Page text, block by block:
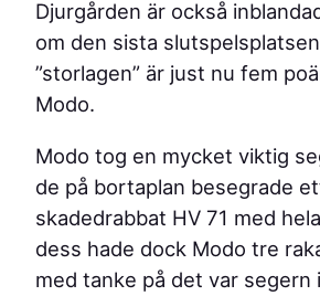
Djurgården är också
om den sista
”storlagen” är just nu fem
Modo.
Modo tog en mycket viktig
de på bortaplan besegrade
skadedrabbat HV 71 med
dess hade dock Modo tre
med tanke på det var